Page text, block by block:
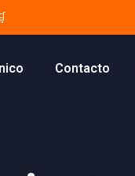
Contacto